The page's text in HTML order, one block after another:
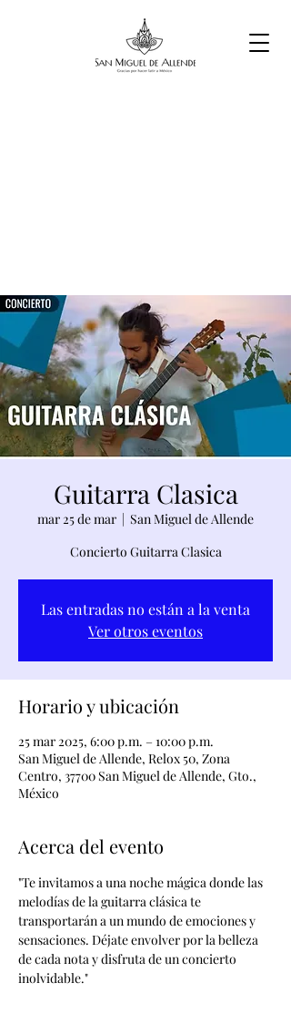
Guitarra Clasica
mar 25 de mar
  |
San Miguel de Allende
Concierto Guitarra Clasica
Las entradas no están a la venta
Ver otros eventos
Horario y ubicación
25 mar 2025, 6:00 p.m. – 10:00 p.m.
San Miguel de Allende, Relox 50, Zona
Centro, 37700 San Miguel de Allende, Gto.,
México
Acerca del evento
"Te invitamos a una noche mágica donde las
melodías de la guitarra clásica te
transportarán a un mundo de emociones y
sensaciones. Déjate envolver por la belleza
de cada nota y disfruta de un concierto
inolvidable."